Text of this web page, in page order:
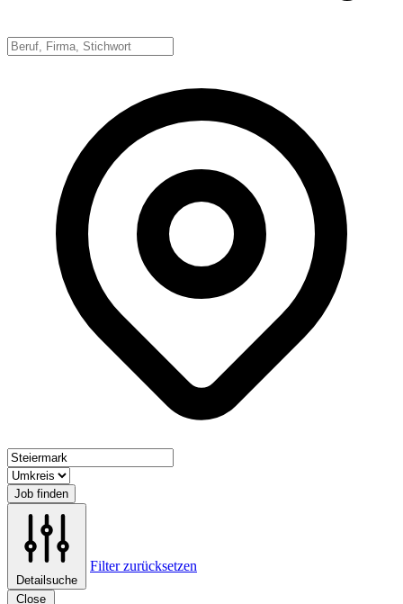
Job finden
Detailsuche
Filter zurücksetzen
Close